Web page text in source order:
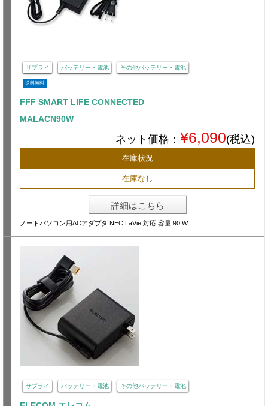
サプライ バッテリー・電池 その他バッテリー・電池
送料無料
FFF SMART LIFE CONNECTED
MALACN90W
ネット価格： ¥6,090(税込)
在庫状況
在庫なし
詳細はこちら
ノートパソコン用ACアダプタ NEC LaVie 対応 容量 90 W
サプライ バッテリー・電池 その他バッテリー・電池